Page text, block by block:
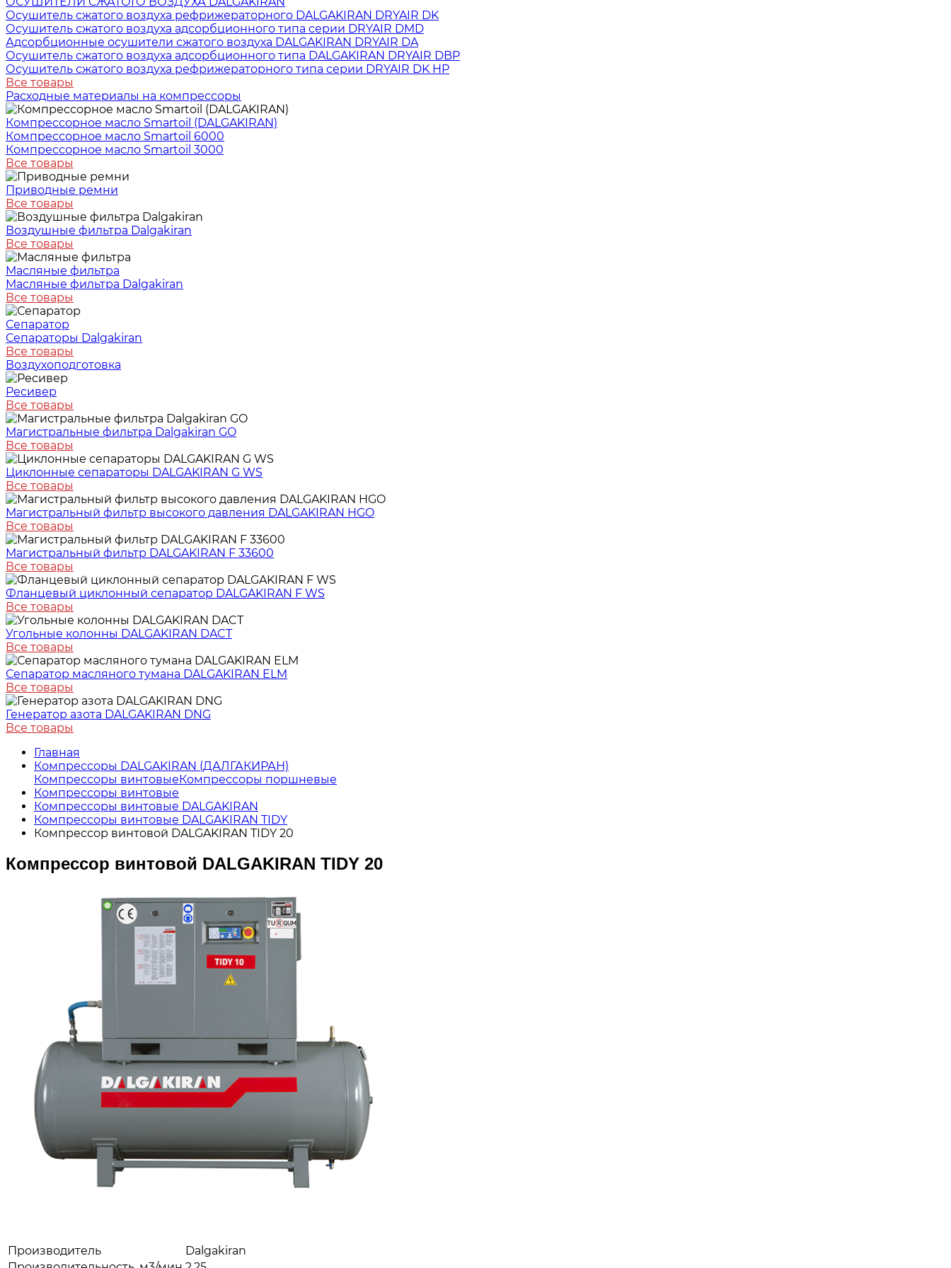
Осушитель сжатого воздуха рефрижераторного DALGAKIRAN DRYAIR DK
Осушитель сжатого воздуха адсорбционного типа серии DRYAIR DMD
Адсорбционные осушители сжатого воздуха DALGAKIRAN DRYAIR DA
Осушитель сжатого воздуха адсорбционного типа DALGAKIRAN DRYAIR DBP
Осушитель сжатого воздуха рефрижераторного типа cерии DRYAIR DK HP
Все товары
Расходные материалы на компрессоры
Компрессорное масло Smartoil (DALGAKIRAN)
Компрессорное масло Smartoil 6000
Компрессорное масло Smartoil 3000
Все товары
Приводные ремни
Все товары
Воздушные фильтра Dalgakiran
Все товары
Масляные фильтра
Масляные фильтра Dalgakiran
Все товары
Сепаратор
Сепараторы Dalgakiran
Все товары
Воздухоподготовка
Ресивер
Все товары
Магистральные фильтра Dalgakiran GO
Все товары
Циклонные сепараторы DALGAKIRAN G WS
Все товары
Магистральный фильтр высокого давления DALGAKIRAN HGO
Все товары
Магистральный фильтр DALGAKIRAN F 33600
Все товары
Фланцевый циклонный сепаратор DALGAKIRAN F WS
Все товары
Угольные колонны DALGAKIRAN DACT
Все товары
Сепаратор масляного тумана DALGAKIRAN ELM
Все товары
Генератор азота DALGAKIRAN DNG
Все товары
Главная
Компрессоры DALGAKIRAN (ДАЛГАКИРАН)
Компрессоры винтовыеКомпрессоры поршневые
Компрессоры винтовые
Компрессоры винтовые DALGAKIRAN
Компрессоры винтовые DALGAKIRAN TIDY
Компрессор винтовой DALGAKIRAN TIDY 20
Компрессор винтовой DALGAKIRAN TIDY 20
Производитель
Dalgakiran